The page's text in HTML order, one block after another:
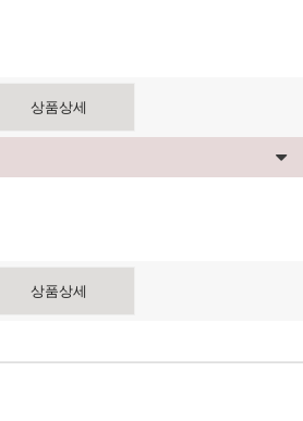
상품상세
상품상세